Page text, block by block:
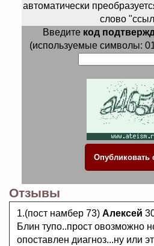
автоматически
слово
Введите код
(используемые символы:
Отзывы
1.(пост намбер 73) Алексей
Блин тупо..прост овозможно
опоставлен диагноз...ну или